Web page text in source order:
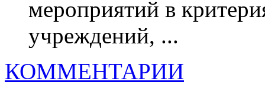
мероприятий в
учреждений, ...
КОММЕНТАРИИ